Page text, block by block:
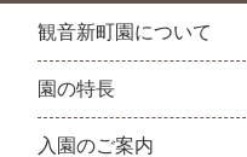
観音新町園について
園の特長
入園のご案内